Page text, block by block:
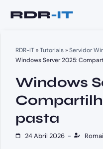
para
RDR-IT»Tutoriais»Servidor
Windows Server 2025:
Windows
pasta
24 Abril 2026 -